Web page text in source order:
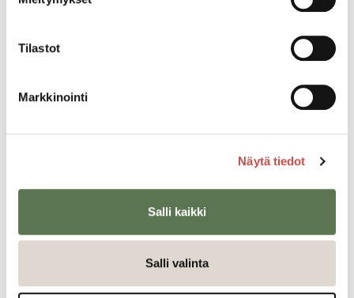
Tilastot
Markkinointi
Näytä tiedot
Salli kaikki
Salli valinta
Tapahtumapaikka